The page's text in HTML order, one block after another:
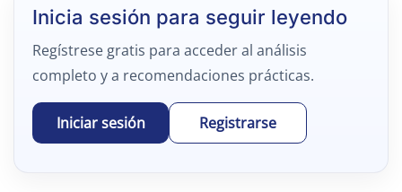
Inicia sesión para seguir leyendo
Regístrese gratis para acceder al análisis
completo y a recomendaciones prácticas.
Iniciar sesión Registrarse